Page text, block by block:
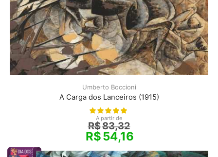
Umberto Boccioni
A Carga dos Lanceiros (1915)
A partir de
R$83,32
R$54,16